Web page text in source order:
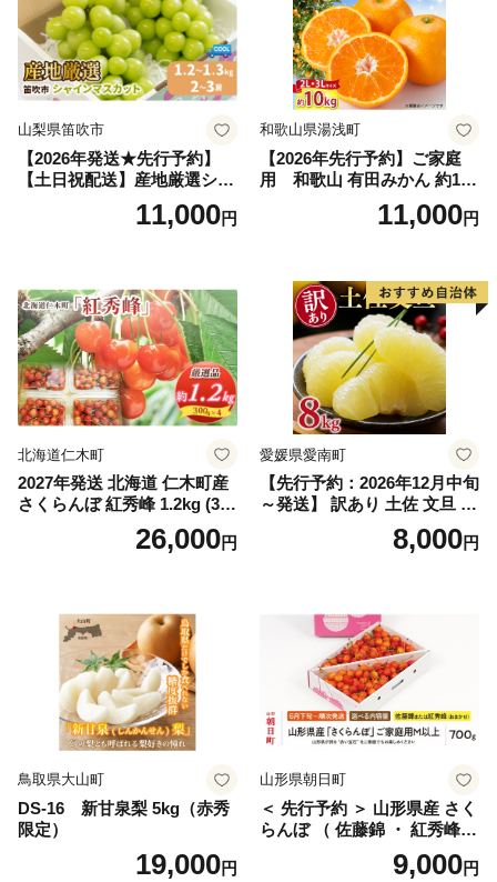
山梨県笛吹市
【2026年発送★先行予約】
【土日祝配送】産地厳選シャ
インマスカット1.2kg～1.3kg
（2房～3房）※沖縄・離島配
笛吹市 山梨県 フルーツ 果物
ぶどう 葡萄 大粒 シャインマ
スカット おすすめ シャイン
マスカット 贈答 ギフト 産地
笛吹市 シャインマスカット
笛吹 葡萄 国産 ぶどう 人気
国産 1.2kg 先行｜
11,000円
和歌山県湯浅町
【2026年先行予約】ご家庭
用 和歌山 有田みかん 約10k
g (2L、3Lサイズ)【湯浅町】
11,000円
北海道仁木町
2027年発送 北海道 仁木町産
さくらんぼ 紅秀峰 1.2kg (300
g×4パック) Lサイズ以上 旬
桜桃 産地直送 サクランボ チ
26,000円
愛媛県愛南町
【先行予約：2026年12月中旬
～発送】 訳あり 土佐 文旦 8k
g (Mサイズ以上サイズミック
ス) 8000円 わけあり ぶんた
産 農家直送 期間限定 特産品
サイズミックス くらもとフ
ァーム 愛南町 愛媛県
8,000円
鳥取県大山町
DS-16 新甘泉梨 5kg（赤秀
限定）
19,000円
山形県朝日町
＜ 先行予約 ＞ 山形県産 さく
らんぼ （ 佐藤錦 ・ 紅秀峰
） ご家庭用 M以上 700g 【20
26年6月下旬から7月上旬発
9,000円